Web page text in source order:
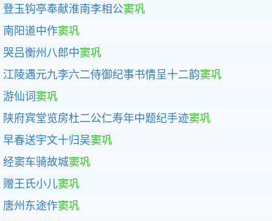
登玉钩亭奉献淮南李相公窦巩
南阳道中作窦巩
哭吕衡州八郎中窦巩
江陵遇元九李六二侍御纪事书情呈十二韵窦巩
游仙词 窦巩
陕府宾堂览房杜二公仁寿年中题纪手迹窦巩
早春送宇文十归吴窦巩
经窦车骑故城窦巩
赠王氏小儿窦巩
唐州东途作窦巩